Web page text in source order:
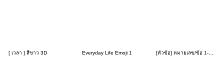
[ เวลา ] สีขาว 3D Everyday Life Emoji 1 [หัวข้อ] หมายเลข/ข้อ 1-10 & หัวข้อย่อย